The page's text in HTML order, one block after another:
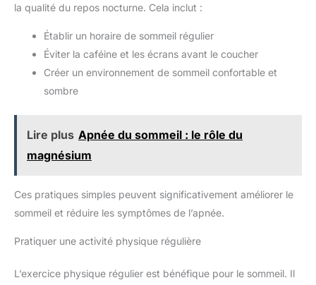
la qualité du repos nocturne. Cela inclut :
Établir un horaire de sommeil régulier
Éviter la caféine et les écrans avant le coucher
Créer un environnement de sommeil confortable et
sombre
Lire plus Apnée du sommeil : le rôle du
magnésium
Ces pratiques simples peuvent significativement améliorer le
sommeil et réduire les symptômes de l’apnée.
Pratiquer une activité physique régulière
L’exercice physique régulier est bénéfique pour le sommeil. Il